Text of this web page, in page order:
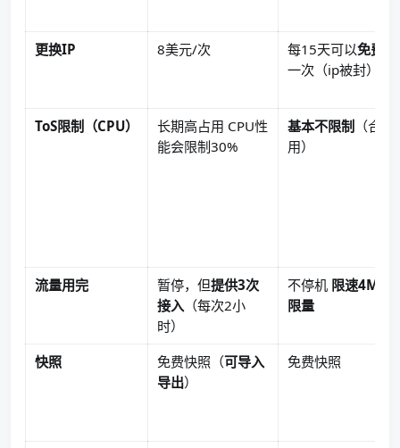
更换IP 8美元/次 每15天可以免费
一次（ip被封）
ToS限制（CPU）
长期高占用 CPU性
能会限制30%
基本不限制 （合理
用）
流量用完 暂停，但提供3次
接入 （每次2小
时）
不停机 限速
限量
快照 免费快照（可导入
导出）
免费快照